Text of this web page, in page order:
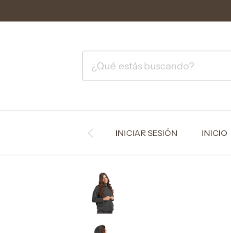
INICIAR SESIÓN INICIO